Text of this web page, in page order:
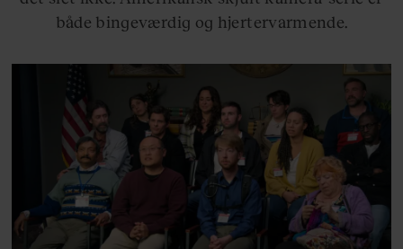
både bingeværdig og hjertervarmende.